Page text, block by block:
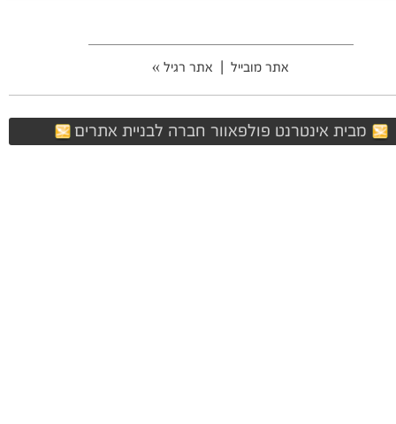
אתר מובייל אתר רגיל »
מבית אינטרנט פולפאוור חברה לבניית אתרים